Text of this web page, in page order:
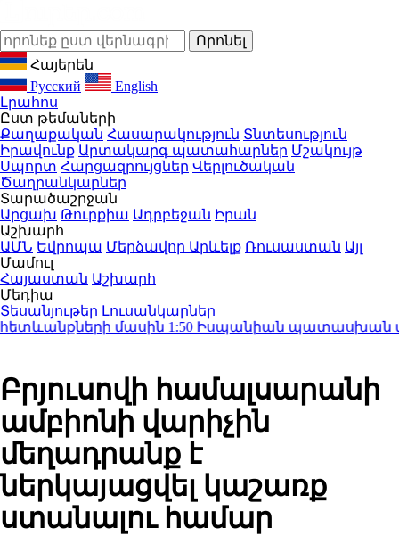
Հայերեն
Русский
English
Լրահոս
Ըստ թեմաների
Քաղաքական Հասարակություն Տնտեսություն
Իրավունք Արտակարգ պատահարներ Մշակույթ
Սպորտ Հարցազրույցներ Վերլուծական
Ծաղրանկարներ
Տարածաշրջան
Արցախ Թուրքիա Ադրբեջան Իրան
Աշխարհ
ԱՄՆ Եվրոպա Մերձավոր Արևելք Ռուսաստան Այլ
Մամուլ
Հայաստան Աշխարհ
Մեդիա
Տեսանյութեր Լուսանկարներ
մասին1:50 Իսպանիան պատասխան
Բրյուսովի համալսարանի
ամբիոնի վարիչին
մեղադրանք է
ներկայացվել կաշառք
ստանալու համար